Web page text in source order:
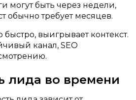
могут быть через недели,
обычно требует месяцев.
выигрывает контекст.
канал, SEO
лида во времени